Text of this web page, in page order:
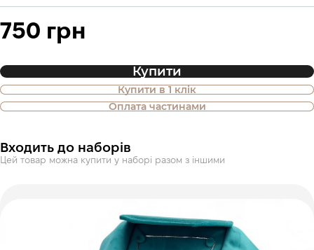
750 грн
Купити
Купити в 1 клік
Оплата частинами
Також доступна покупка товару в
оплату частинами
Оплата частинами Приватбанк
250.00 ₴=750 ₴
Входить до наборів
Цей товар можна купити у наборі разом з іншими